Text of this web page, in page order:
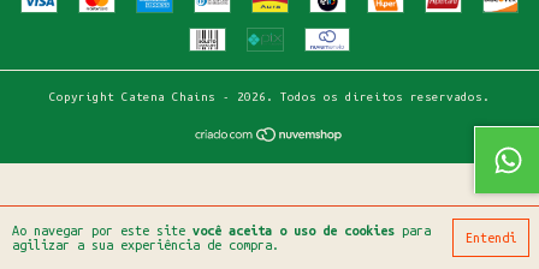
Ao navegar por este site você aceita o uso de cookies para
agilizar a sua experiência de compra.
Entendi
Copyright Catena Chains - 2026. Todos os direitos reservados.